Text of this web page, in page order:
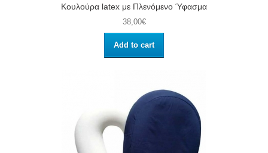
Κουλούρα latex με Πλενόμενο Ύφασμα
38,00€
Add to cart